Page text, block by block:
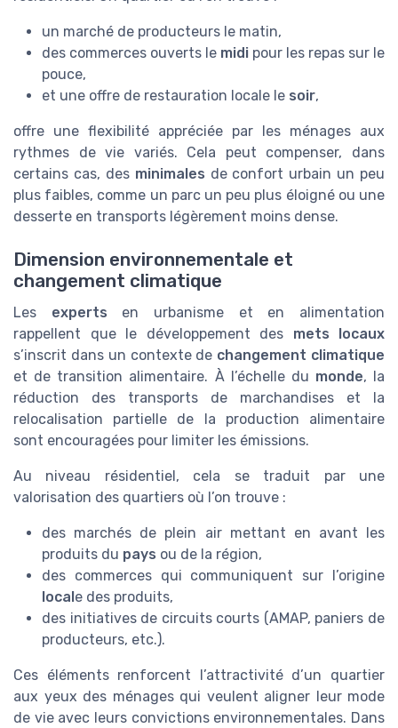
un marché de producteurs le matin,
des commerces ouverts le midi pour les repas sur le
pouce,
et une offre de restauration locale le soir,
offre une flexibilité appréciée par les ménages aux
rythmes de vie variés. Cela peut compenser, dans
certains cas, des minimales de confort urbain un peu
plus faibles, comme un parc un peu plus éloigné ou une
desserte en transports légèrement moins dense.
Dimension environnementale et
changement climatique
Les experts en urbanisme et en alimentation
rappellent que le développement des mets locaux
s’inscrit dans un contexte de changement climatique
et de transition alimentaire. À l’échelle du monde, la
réduction des transports de marchandises et la
relocalisation partielle de la production alimentaire
sont encouragées pour limiter les émissions.
Au niveau résidentiel, cela se traduit par une
valorisation des quartiers où l’on trouve :
des marchés de plein air mettant en avant les
produits du pays ou de la région,
des commerces qui communiquent sur l’origine
local e des produits,
des initiatives de circuits courts (AMAP, paniers de
producteurs, etc.).
Ces éléments renforcent l’attractivité d’un quartier
aux yeux des ménages qui veulent aligner leur mode
de vie avec leurs convictions environnementales. Dans